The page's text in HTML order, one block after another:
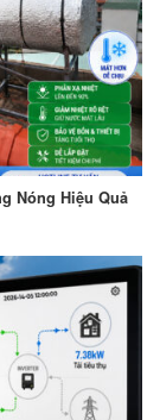
Nóng Hiệu Quả